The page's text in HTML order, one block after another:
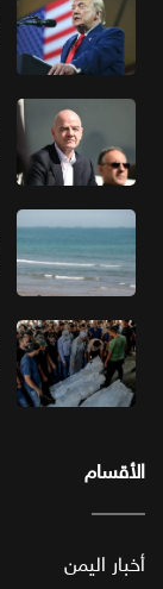
الأقسام
أخبار اليمن